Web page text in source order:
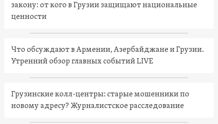
закону: от кого в Грузии защищают национальные
ценности
Что обсуждают в Армении, Азербайджане и Грузии.
Утренний обзор главных событий LIVE
Грузинские колл-центры: старые мошенники по
новому адресу? Журналистское расследование